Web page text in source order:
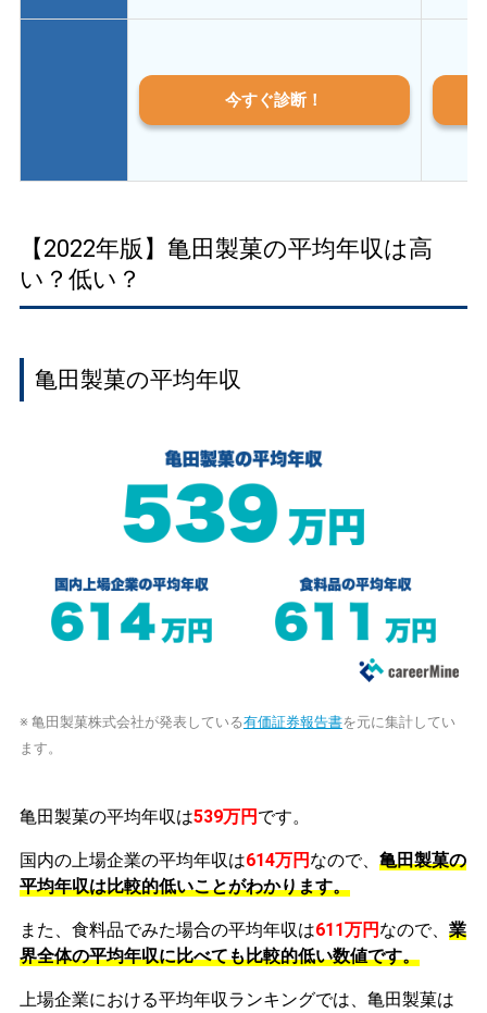
今すぐ診断！
【2022年版】亀田製菓の平均年収は高
い？低い？
亀田製菓の平均年収
※ 亀田製菓株式会社が発表している有価証券報告書を元に集計してい
ます。
亀田製菓の平均年収は539万円 です。
国内の上場企業の平均年収は614万円 なので、 亀田製菓の
平均年収は比較的低いことがわかります。
また、食料品でみた場合の平均年収は611万円 なので、 業
界全体の平均年収に比べても比較的低い数値です。
上場企業における平均年収ランキングでは、亀田製菓は